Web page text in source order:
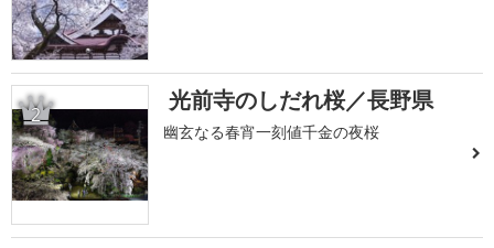
2 光前寺のしだれ桜／長野県
幽玄なる春宵一刻値千金の夜桜